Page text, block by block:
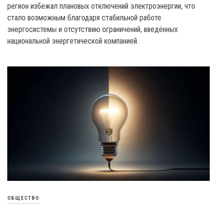
регион избежал плановых отключений электроэнергии, что
стало возможным благодаря стабильной работе
энергосистемы и отсутствию ограничений, введённых
национальной энергетической компанией.
ОБЩЕСТВО